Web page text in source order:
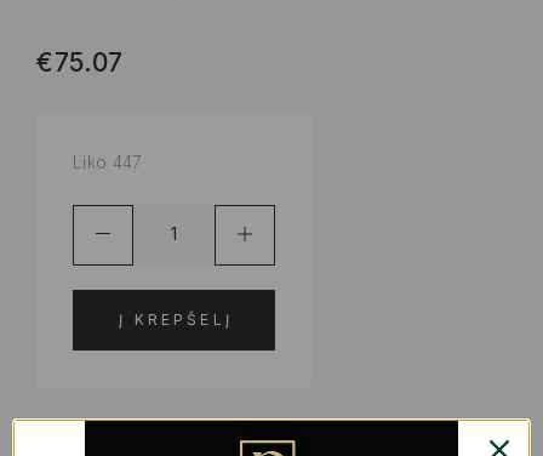
€75.07
Liko 447
Į KREPŠELĮ